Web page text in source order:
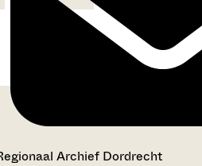
Archief Dordrecht